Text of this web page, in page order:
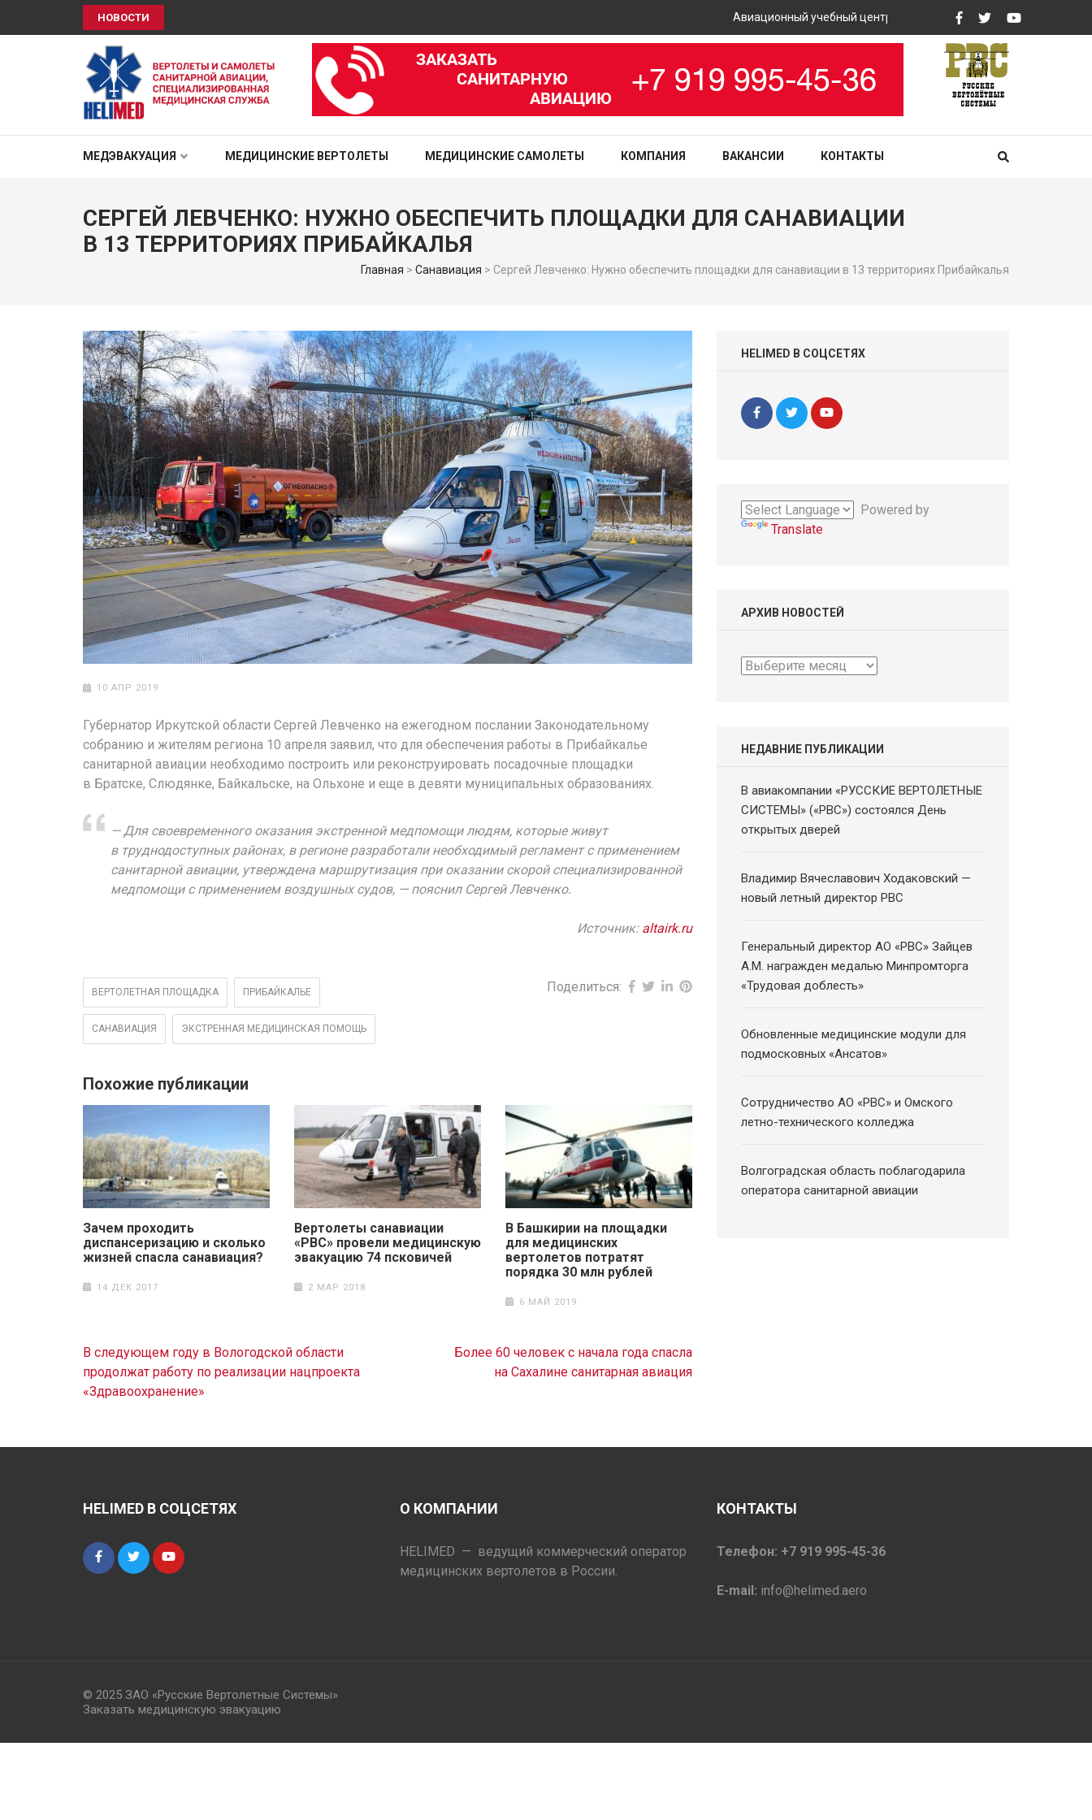
НОВОСТИ Авиационный учебный центр «РВС» закупит вертолетные
HELIMED
МЕДЭВАКУАЦИЯ МЕДИЦИНСКИЕ ВЕРТОЛЕТЫ МЕДИЦИНСКИЕ САМОЛЕТЫ КОМПАНИЯ ВАКАНСИИ КОНТАКТЫ
СЕРГЕЙ ЛЕВЧЕНКО: НУЖНО ОБЕСПЕЧИТЬ ПЛОЩАДКИ ДЛЯ САНАВИАЦИИ
В 13 ТЕРРИТОРИЯХ ПРИБАЙКАЛЬЯ
Главная > Санавиация > Сергей Левченко: Нужно обеспечить площадки для санавиации в 13 территориях Прибайкалья
10 АПР 2019
Губернатор Иркутской области Сергей Левченко на ежегодном послании Законодательному
собранию и жителям региона 10 апреля заявил, что для обеспечения работы в Прибайкалье
санитарной авиации необходимо построить или реконструировать посадочные площадки
в Братске, Слюдянке, Байкальске, на Ольхоне и еще в девяти муниципальных образованиях.
— Для своевременного оказания экстренной медпомощи людям, которые живут
в труднодоступных районах, в регионе разработали необходимый регламент с применением
санитарной авиации, утверждена маршрутизация при оказании скорой специализированной
медпомощи с применением воздушных судов, — пояснил Сергей Левченко.
Источник: altairk.ru
ВЕРТОЛЕТНАЯ ПЛОЩАДКА ПРИБАЙКАЛЬЕ
САНАВИАЦИЯ ЭКСТРЕННАЯ МЕДИЦИНСКАЯ ПОМОЩЬ
Поделиться:
Похожие публикации
Зачем проходить
диспансеризацию и сколько
жизней спасла санавиация?
14 ДЕК 2017
Вертолеты санавиации
«РВС» провели медицинскую
эвакуацию 74 псковичей
2 МАР 2018
В Башкирии на площадки
для медицинских
вертолетов потратят
порядка 30 млн рублей
6 МАЙ 2019
Навигация
по
записям
В следующем году в Вологодской области
продолжат работу по реализации нацпроекта
«Здравоохранение»
Более 60 человек с начала года спасла
на Сахалине санитарная авиация
HELIMED В СОЦСЕТЯХ
Powered by
Translate
АРХИВ НОВОСТЕЙ
Архив
НЕДАВНИЕ ПУБЛИКАЦИИ
В авиакомпании «РУССКИЕ ВЕРТОЛЕТНЫЕ
СИСТЕМЫ» («РВС») состоялся День
открытых дверей
Владимир Вячеславович Ходаковский —
новый летный директор РВС
Генеральный директор АО «РВС» Зайцев
А.М. награжден медалью Минпромторга
«Трудовая доблесть»
Обновленные медицинские модули для
подмосковных «Ансатов»
Сотрудничество АО «РВС» и Омского
летно-технического колледжа
Волгоградская область поблагодарила
оператора санитарной авиации
HELIMED В СОЦСЕТЯХ О КОМПАНИИ
HELIMED — ведущий коммерческий оператор
медицинских вертолетов в России.
КОНТАКТЫ
Телефон: +7 919 995-45-36
E-mail: info@helimed.aero
© 2025 ЗАО «Русские Вертолетные Системы»
Заказать медицинскую эвакуацию